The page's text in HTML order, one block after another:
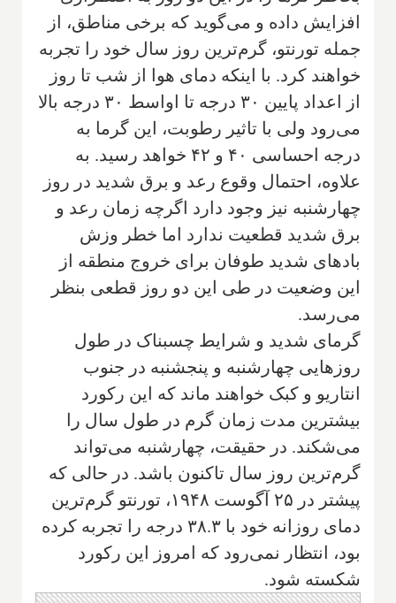
افزایش داده و می‌گوید که برخی مناطق، از
جمله تورنتو، گرم‌ترین روز سال خود را تجربه
خواهند کرد. با اینکه دمای هوا از شب تا روز
از اعداد پایین ۳۰ درجه تا اواسط ۳۰ درجه بالا
می‌رود ولی با تاثیر رطوبت، این گرما به
درجه احساسی ۴۰ و ۴۲ خواهد رسید. به
علاوه، احتمال وقوع رعد و برق شدید در روز
چهارشنبه نیز وجود دارد اگرچه زمان رعد و
برق شدید قطعیت ندارد اما خطر وزش
بادهای شدید طوفان برای خروج منطقه از
این وضعیت در طی این دو روز قطعی بنظر
می‌رسد.
گرمای شدید و شرایط چسبناک در طول
روزهایی چهارشنبه و پنجشنبه در جنوب
انتاریو و کبک خواهند ماند که این رکورد
بیشترین مدت زمان گرم در طول سال را
می‌شکند. در حقیقت، چهارشنبه می‌تواند
گرم‌ترین روز سال تاکنون باشد. در حالی که
پیشتر در ۲۵ آگوست ۱۹۴۸، تورنتو گرم‌ترین
دمای روزانه خود با ۳۸.۳ درجه را تجربه کرده
بود، انتظار نمی‌رود که امروز این رکورد
شکسته شود.